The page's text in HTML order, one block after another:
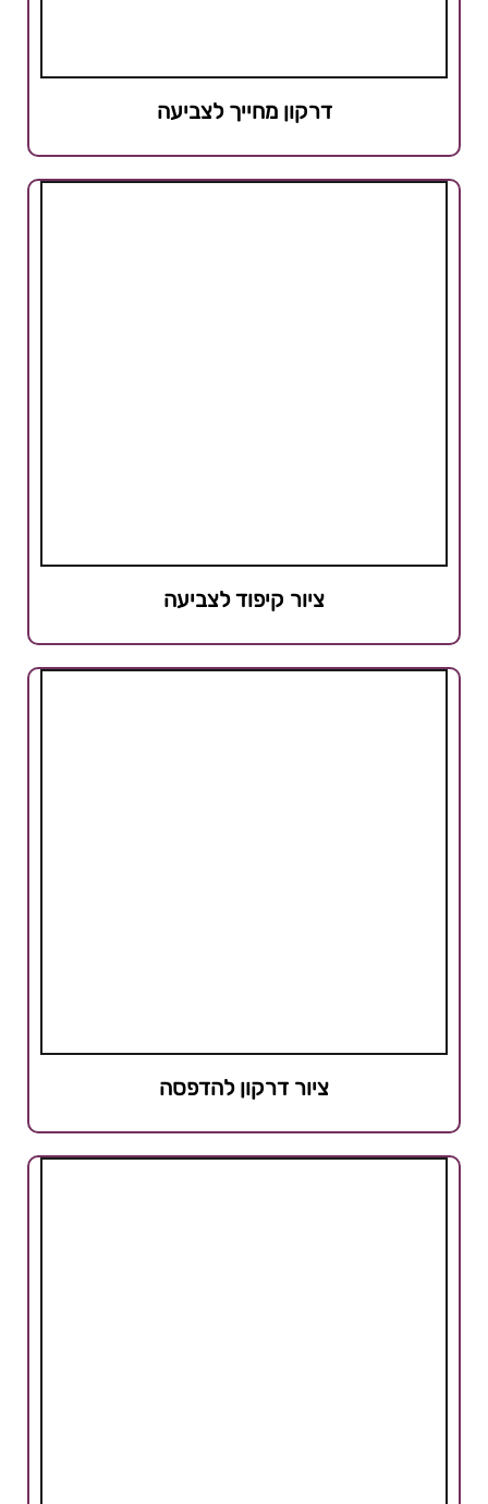
דרקון מחייך לצביעה
ציור קיפוד לצביעה
ציור דרקון להדפסה